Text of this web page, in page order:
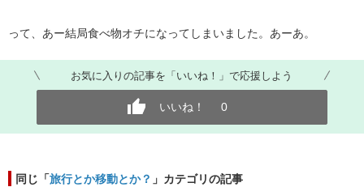
って、あー結局食べ物オチになってしまいました。あーあ。
お気に入りの記事を「いいね！」で応援しよう
いいね！ 0
同じ「旅行とか移動とか？ 」カテゴリの記事